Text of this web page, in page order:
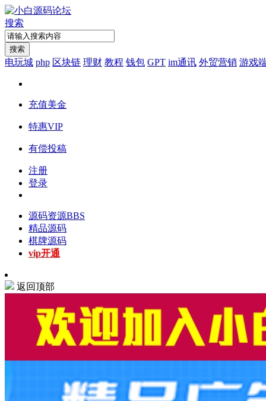
搜索
搜索
电玩城 php 区块链 理财 教程 钱包 GPT im通讯 外贸营销 游戏
充值美金
特惠VIP
有偿投稿
注册
登录
源码资源BBS
精品源码
棋牌源码
vip开通
返回顶部